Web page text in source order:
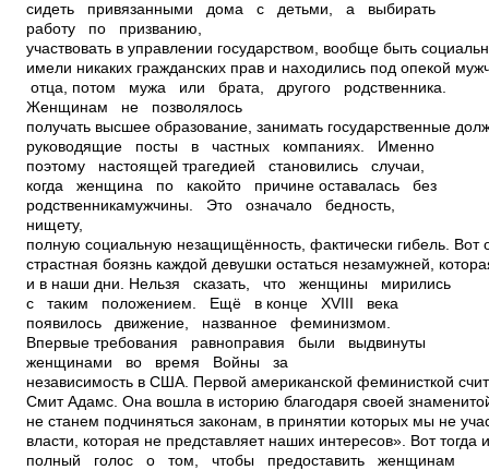
сидеть привязанными дома с детьми, а выбирать
работу по призванию,
участвовать в управлении государством, вообще быть
имели никаких гражданских прав и находились под опекой
отца, потом мужа или брата, другого родственника.
Женщинам не позволялось
получать высшее образование, занимать государственные
руководящие посты в частных компаниях. Именно
поэтому настоящей трагедией становились случаи,
когда женщина по какой­то причине оставалась без
родственника­мужчины. Это означало бедность,
нищету,
полную социальную незащищённость, фактически гибель. Вот
страстная боязнь каждой девушки остаться незамужней,
и в наши дни. Нельзя сказать, что женщины мирились
с таким положением. Ещё в конце XVIII века
появилось движение, названное феминизмом.
Впервые требования равноправия были выдвинуты
женщинами во время Войны за
независимость в США. Первой американской феминисткой
Смит Адамс. Она вошла в историю благодаря своей
не станем подчиняться законам, в принятии которых мы не
власти, которая не представляет наших интересов». Вот тогда
полный голос о том, чтобы предоставить женщинам